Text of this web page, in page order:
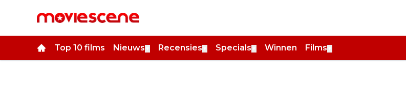
Top 10 films Nieuws Recensies Specials Winnen Films